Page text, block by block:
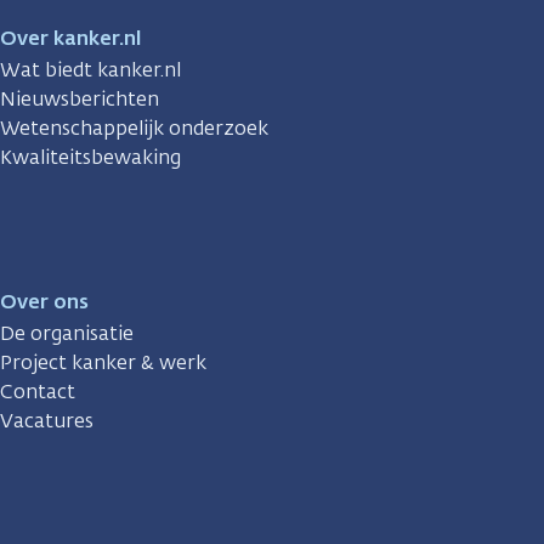
Over kanker.nl
Wat biedt kanker.nl
Nieuwsberichten
Wetenschappelijk onderzoek
Kwaliteitsbewaking
Over ons
De organisatie
Project kanker & werk
Contact
Vacatures